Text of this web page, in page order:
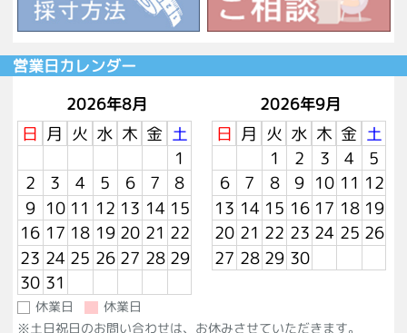
営業日カレンダー
2026年8月
日 月 火 水 木 金 土
1
2
3 4 5 6 7
8
9 10 11 12 13 14 15
16 17 18 19 20 21 22
23 24 25 26 27 28 29
30 31
2026年9月
日 月 火 水 木 金 土
1
2 3 4
5
6
7 8 9 10 11 12
13 14 15 16 17 18 19
20 21 22 23 24 25 26
27 28 29 30
休業日
休業日
※土日祝日のお問い合わせは、お休みさせていただきます。